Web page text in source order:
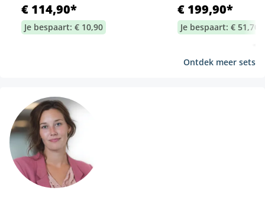
€ 114,90*
Je bespaart: € 10,90
€ 199,90*
Je bespaart: € 51,70
Ontdek meer sets